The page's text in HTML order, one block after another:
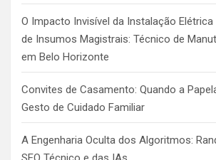
O Impacto Invisível da Instalação
de Insumos Magistrais: Técnico de
em Belo Horizonte
Convites de Casamento: Quando a
Gesto de Cuidado Familiar
A Engenharia Oculta dos Algoritmos: